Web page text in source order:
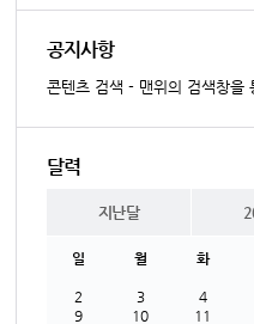
공지사항
콘텐츠 검색 - 맨위의 검색창을
달력
지난달
일 월 화
2
3 4
9
10 11